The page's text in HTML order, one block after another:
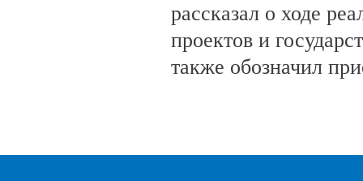
рассказал о ходе
проектов и
также обозначил